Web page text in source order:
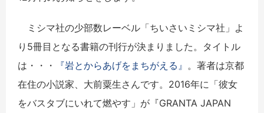
ミシマ社の少部数レーベル「ちいさいミシマ社」よ
り5冊目となる書籍の刊行が決まりました。タイトル
は・・・
『岩とからあげをまちがえる』 。著者は京都
在住の小説家、大前粟生さんです。2016年に「彼女
をバスタブにいれて燃やす」が『GRANTA JAPAN